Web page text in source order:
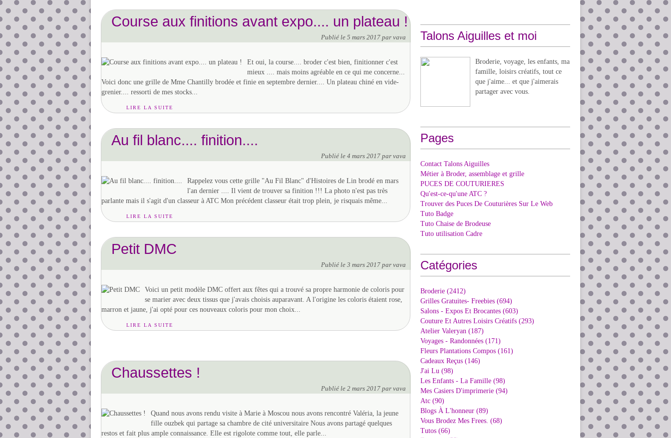
Course aux finitions avant expo.... un plateau !
Publié le 5 mars 2017 par vava
Et oui, la course.... broder c'est bien, finitionner c'est
mieux .... mais moins agréable en ce qui me concerne...
Voici donc une grille de Mme Chantilly brodée et finie en septembre dernier.... Un plateau chiné en vide-
grenier.... ressorti de mes stocks...
LIRE LA SUITE
Au fil blanc.... finition....
Publié le 4 mars 2017 par vava
Rappelez vous cette grille "Au Fil Blanc" d'Histoires de Lin brodé en mars
l'an dernier .... Il vient de trouver sa finition !!! La photo n'est pas très
parlante mais il s'agit d'un classeur à ATC Mon précédent classeur était trop plein, je risquais même...
LIRE LA SUITE
Petit DMC
Publié le 3 mars 2017 par vava
Voici un petit modèle DMC offert aux fêtes qui a trouvé sa propre harmonie de coloris pour
se marier avec deux tissus que j'avais choisis auparavant. A l'origine les coloris étaient rose,
marron et jaune, j'ai opté pour ces nouveaux coloris pour mon choix...
LIRE LA SUITE
Chaussettes !
Publié le 2 mars 2017 par vava
Quand nous avons rendu visite à Marie à Moscou nous avons rencontré Valéria, la jeune
fille ouzbek qui partage sa chambre de cité universitaire Nous avons partagé quelques
restos et fait plus ample connaissance. Elle est rigolote comme tout, elle parle...
Talons Aiguilles et moi
Broderie, voyage, les enfants, ma
famille, loisirs créatifs, tout ce
que j'aime... et que j'aimerais
partager avec vous.
Pages
Contact Talons Aiguilles
Métier à Broder, assemblage et grille
PUCES DE COUTURIERES
Qu'est-ce-qu'une ATC ?
Trouver des Puces De Couturières Sur Le Web
Tuto Badge
Tuto Chaise de Brodeuse
Tuto utilisation Cadre
Catégories
Broderie (2412)
Grilles Gratuites- Freebies (694)
Salons - Expos Et Brocantes (603)
Couture Et Autres Loisirs Créatifs (293)
Atelier Valeryan (187)
Voyages - Randonnées (171)
Fleurs Plantations Compos (161)
Cadeaux Reçus (146)
J'ai Lu (98)
Les Enfants - La Famille (98)
Mes Casiers D'imprimerie (94)
Atc (90)
Blogs À L'honneur (89)
Vous Brodez Mes Frees. (68)
Tutos (66)